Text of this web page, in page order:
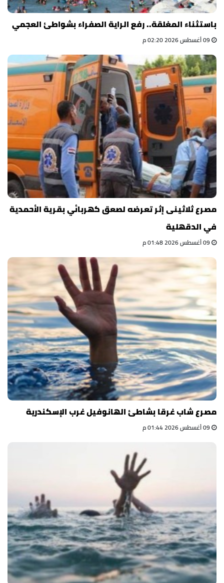
باستثناء المغلقة.. رفع الراية الصفراء بشواطئ العجمي
مصرع ثلاثينى إثر تعرضه لصعق كهربائي بقرية الأحمدية
في الدقهلية
مصرع شاب غرقا بشاطئ الهانوفيل غرب الإسكندرية